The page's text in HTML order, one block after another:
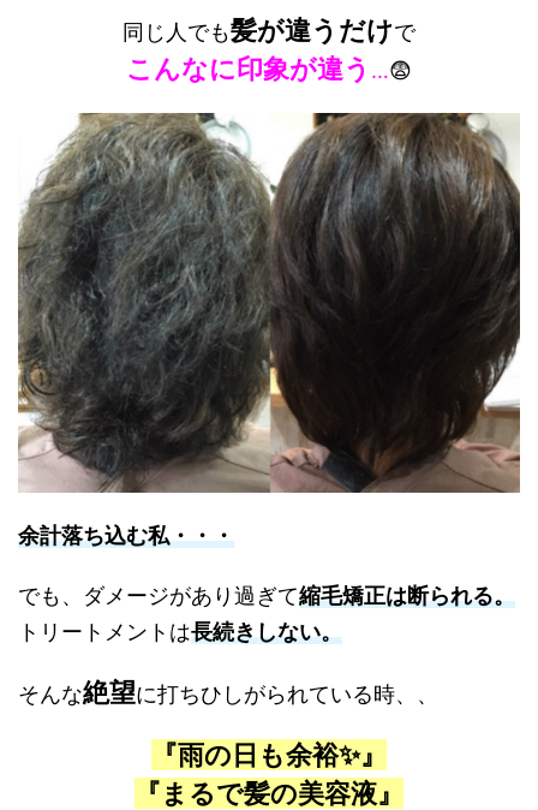
同じ人でも髪が違うだけで
こんなに印象が違う …😨
余計落ち込む私・・・
でも、ダメージがあり過ぎて縮毛矯正は断られる。
トリートメントは長続きしない。
そんな絶望に打ちひしがられている時、、
『雨の日も余裕✨』
『まるで髪の美容液』